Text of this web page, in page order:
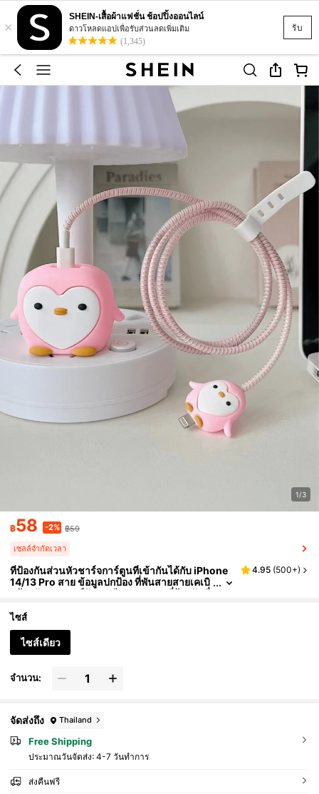
รับ
×
SHEIN-เสื้อผ้าแฟชั่น ช้อปปิ้งออนไลน์
ดาวโหลดแอปเพื่อรับส่วนลดเพิ่มเติม
(1,345)
1/3
฿58 -2% ฿59
เซลล์จำกัดเวลา
ที่ป้องกันส่วนหัวชาร์จการ์ตูนที่เข้ากันได้กับ iPhone
14/13 Pro สาย ข้อมูลปกป้อง ที่พันสายสายเคเบิ
ลป้องกัน, อุปกรณ์จัดระเบียบสายสาย ที่ป้องกันที่
4.95 (500+)
ไซส์
ไซส์เดียว
จำนวน:
จัดส่งถึง Thailand
Free Shipping
ประมาณวันจัดส่ง: 4-7 วันทำการ
ส่งคืนฟรี